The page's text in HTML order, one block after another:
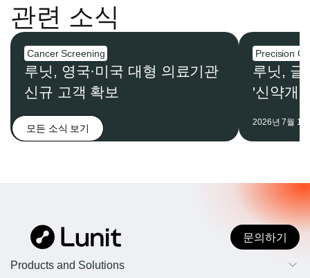
관련 소식
모든 소식 보기
Cancer Screening
루닛, 영국·미국 대형 의료기관
신규 고객 확보
Precision
2026년 7월 16
루닛, 글
'신약개
문의하기
Products and Solutions